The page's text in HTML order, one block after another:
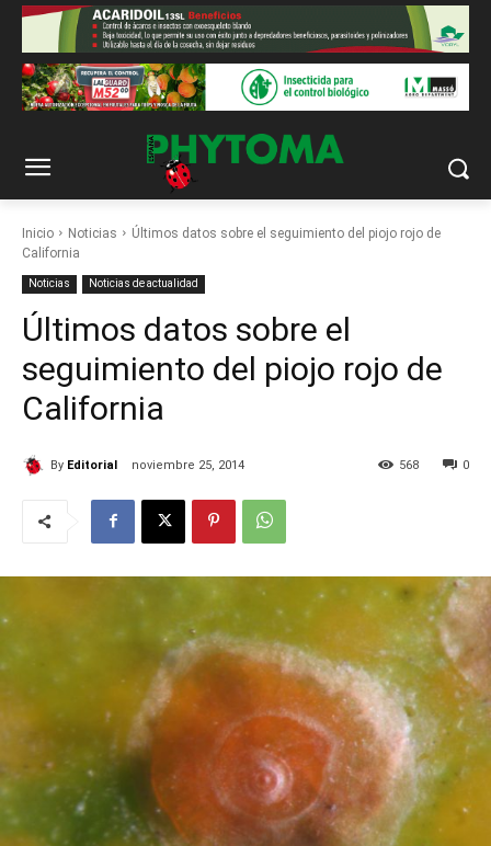
Inicio Noticias
Últimos datos sobre el seguimiento del piojo rojo de
California
Noticias Noticias de actualidad
Últimos datos sobre el
seguimiento del piojo rojo de
California
By Editorial noviembre 25, 2014 0
568